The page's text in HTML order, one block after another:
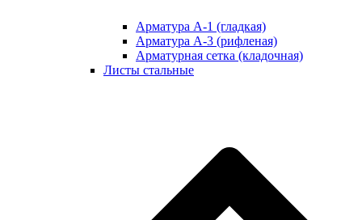
Арматура А-1 (гладкая)
Арматура А-3 (рифленая)
Арматурная сетка (кладочная)
Листы стальные